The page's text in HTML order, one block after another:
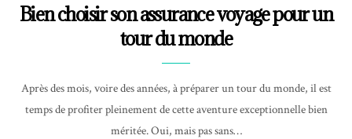
Bien choisir son assurance voyage pour un
tour du monde
Après des mois, voire des années, à préparer un tour du monde, il est
temps de profiter pleinement de cette aventure exceptionnelle bien
méritée. Oui, mais pas sans…